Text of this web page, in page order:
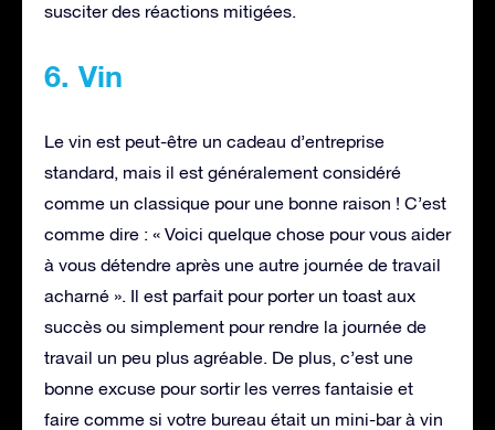
susciter des réactions mitigées.
6. Vin
Le vin est peut-être un cadeau d’entreprise
standard, mais il est généralement considéré
comme un classique pour une bonne raison ! C’est
comme dire : « Voici quelque chose pour vous aider
à vous détendre après une autre journée de travail
acharné ». Il est parfait pour porter un toast aux
succès ou simplement pour rendre la journée de
travail un peu plus agréable. De plus, c’est une
bonne excuse pour sortir les verres fantaisie et
faire comme si votre bureau était un mini-bar à vin